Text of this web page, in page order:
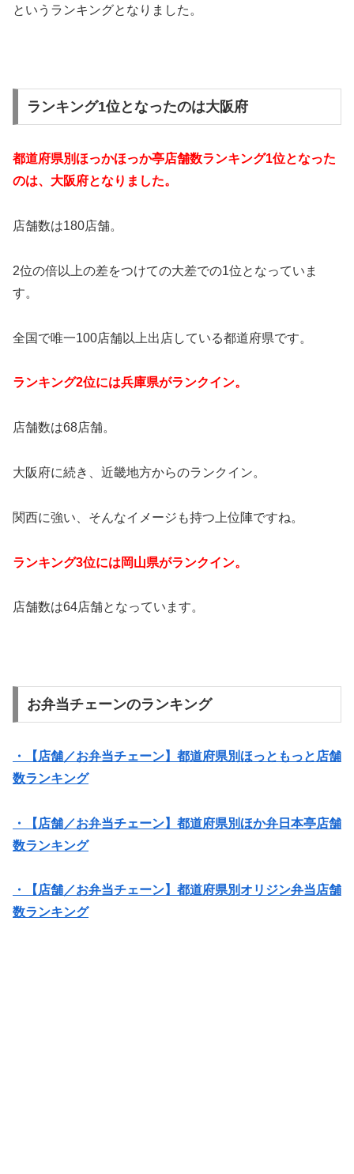
というランキングとなりました。
ランキング1位となったのは大阪府
都道府県別ほっかほっか亭店舗数ランキング1位となった
のは、大阪府となりました。
店舗数は180店舗。
2位の倍以上の差をつけての大差での1位となっていま
す。
全国で唯一100店舗以上出店している都道府県です。
ランキング2位には兵庫県がランクイン。
店舗数は68店舗。
大阪府に続き、近畿地方からのランクイン。
関西に強い、そんなイメージも持つ上位陣ですね。
ランキング3位には岡山県がランクイン。
店舗数は64店舗となっています。
お弁当チェーンのランキング
・【店舗／お弁当チェーン】都道府県別ほっともっと店舗
数ランキング
・【店舗／お弁当チェーン】都道府県別ほか弁日本亭店舗
数ランキング
・【店舗／お弁当チェーン】都道府県別オリジン弁当店舗
数ランキング